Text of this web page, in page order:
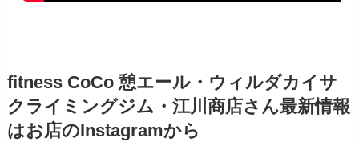
fitness CoCo 憩エール・ウィルダカイサ
クライミングジム・江川商店さん最新情報
はお店のInstagramから